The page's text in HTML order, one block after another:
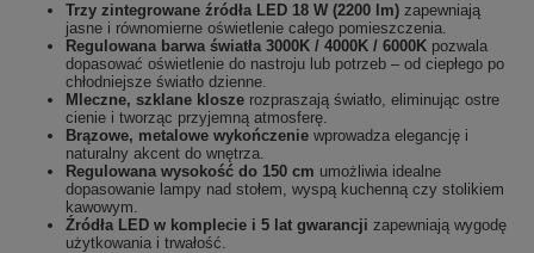
Trzy zintegrowane źródła LED 18 W (2200 lm) zapewniają
jasne i równomierne oświetlenie całego pomieszczenia.
Regulowana barwa światła 3000K / 4000K / 6000K pozwala
dopasować oświetlenie do nastroju lub potrzeb – od ciepłego po
chłodniejsze światło dzienne.
Mleczne, szklane klosze rozpraszają światło, eliminując ostre
cienie i tworząc przyjemną atmosferę.
Brązowe, metalowe wykończenie wprowadza elegancję i
naturalny akcent do wnętrza.
Regulowana wysokość do 150 cm umożliwia idealne
dopasowanie lampy nad stołem, wyspą kuchenną czy stolikiem
kawowym.
Źródła LED w komplecie i 5 lat gwarancji zapewniają wygodę
użytkowania i trwałość.